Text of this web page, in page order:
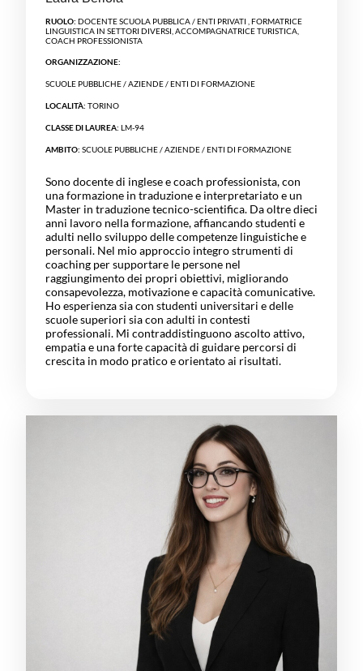
RUOLO: DOCENTE SCUOLA PUBBLICA / ENTI PRIVATI , FORMATRICE
LINGUISTICA IN SETTORI DIVERSI, ACCOMPAGNATRICE TURISTICA,
COACH PROFESSIONISTA
ORGANIZZAZIONE:
SCUOLE PUBBLICHE / AZIENDE / ENTI DI FORMAZIONE
LOCALITÀ: TORINO
CLASSE DI LAUREA: LM-94
AMBITO: SCUOLE PUBBLICHE / AZIENDE / ENTI DI FORMAZIONE
Sono docente di inglese e coach professionista, con
una formazione in traduzione e interpretariato e un
Master in traduzione tecnico-scientifica. Da oltre dieci
anni lavoro nella formazione, affiancando studenti e
adulti nello sviluppo delle competenze linguistiche e
personali. Nel mio approccio integro strumenti di
coaching per supportare le persone nel
raggiungimento dei propri obiettivi, migliorando
consapevolezza, motivazione e capacità comunicative.
Ho esperienza sia con studenti universitari e delle
scuole superiori sia con adulti in contesti
professionali. Mi contraddistinguono ascolto attivo,
empatia e una forte capacità di guidare percorsi di
crescita in modo pratico e orientato ai risultati.